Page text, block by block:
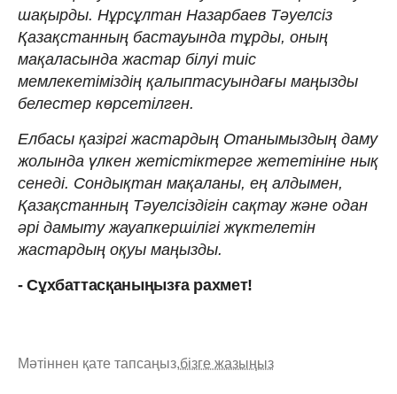
шақырды. Нұрсұлтан Назарбаев Тәуелсіз
Қазақстанның бастауында тұрды, оның
мақаласында жастар білуі тиіс
мемлекетіміздің қалыптасуындағы маңызды
белестер көрсетілген.
Елбасы қазіргі жастардың Отанымыздың даму
жолында үлкен жетістіктерге жететініне нық
сенеді. Сондықтан мақаланы, ең алдымен,
Қазақстанның Тәуелсіздігін сақтау және одан
әрі дамыту жауапкершілігі жүктелетін
жастардың оқуы маңызды.
- Сұхбаттасқаныңызға рахмет!
Мәтіннен қате тапсаңыз,бізге жазыңыз